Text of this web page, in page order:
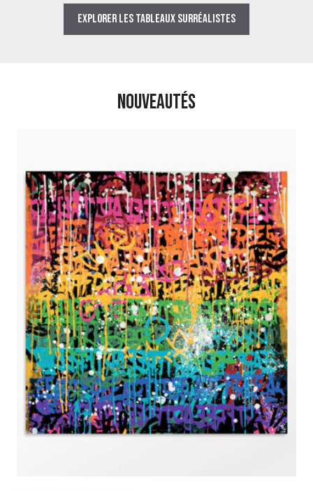
Explorer les tableaux surréalistes
NOUVEAUTÉS